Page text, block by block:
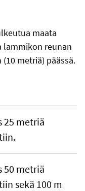
maata
lammikon reunan
metriä) päässä.
25 metriä
50 metriä
sekä 100 m